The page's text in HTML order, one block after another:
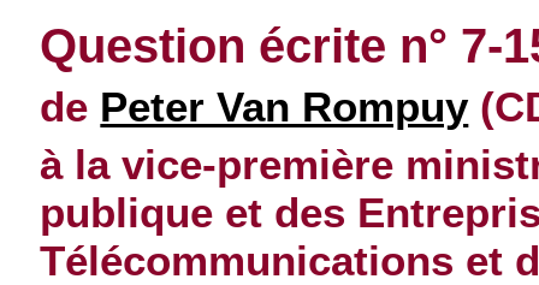
Question écrite n° 7-
de Peter Van Rompuy
à la vice-première
publique et des
Télécommunications et